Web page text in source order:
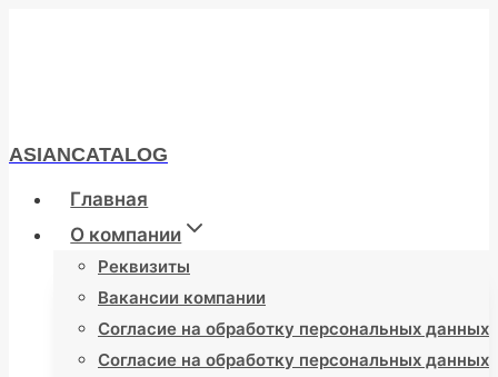
ASIANCATALOG
Главная
О компании
Реквизиты
Вакансии компании
Согласие на обработку персональных данных
Согласие на обработку персональных данных